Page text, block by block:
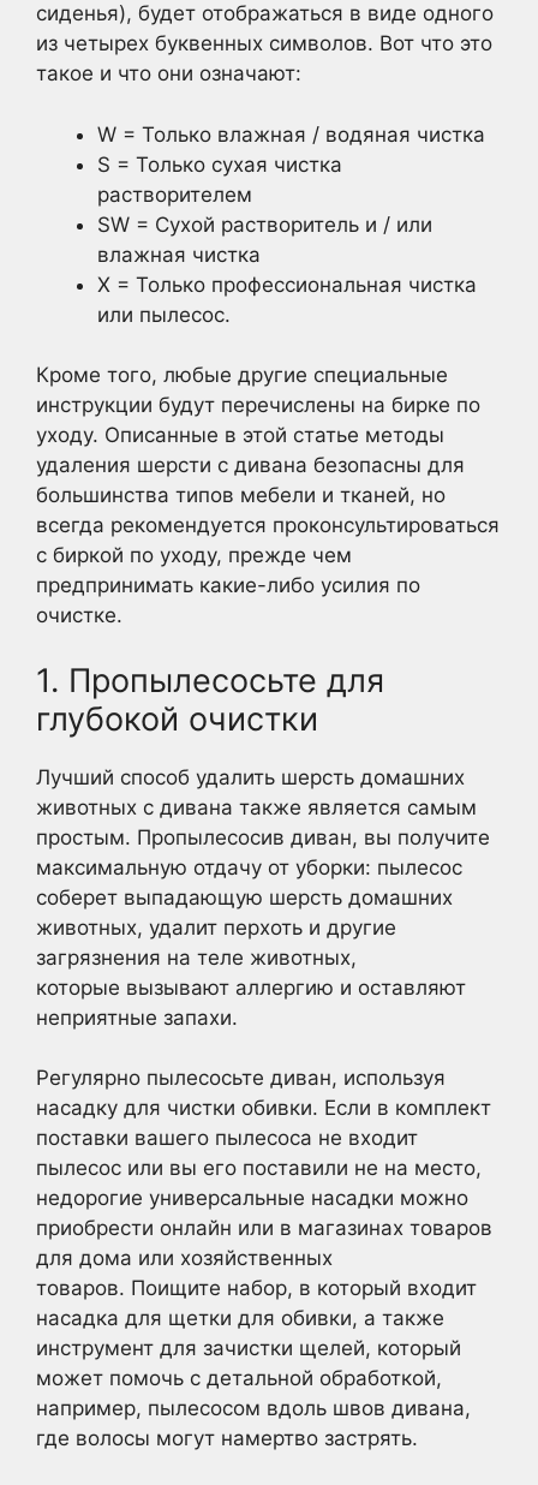
сиденья), будет отображаться в виде одного
из четырех буквенных символов. Вот что это
такое и что они означают:
W = Только влажная / водяная чистка
S = Только сухая чистка
растворителем
SW = Сухой растворитель и / или
влажная чистка
X = Только профессиональная чистка
или пылесос.
Кроме того, любые другие специальные
инструкции будут перечислены на бирке по
уходу. Описанные в этой статье методы
удаления шерсти с дивана безопасны для
большинства типов мебели и тканей, но
всегда рекомендуется проконсультироваться
с биркой по уходу, прежде чем
предпринимать какие-либо усилия по
очистке.
1. Пропылесосьте для
глубокой очистки
Лучший способ удалить шерсть домашних
животных с дивана также является самым
простым. Пропылесосив диван, вы получите
максимальную отдачу от уборки: пылесос
соберет выпадающую шерсть домашних
животных, удалит перхоть и другие
загрязнения на теле животных,
которые вызывают аллергию и оставляют
неприятные запахи.
Регулярно пылесосьте диван, используя
насадку для чистки обивки. Если в комплект
поставки вашего пылесоса не входит
пылесос или вы его поставили не на место,
недорогие универсальные насадки можно
приобрести онлайн или в магазинах товаров
для дома или хозяйственных
товаров. Поищите набор, в который входит
насадка для щетки для обивки, а также
инструмент для зачистки щелей, который
может помочь с детальной обработкой,
например, пылесосом вдоль швов дивана,
где волосы могут намертво застрять.